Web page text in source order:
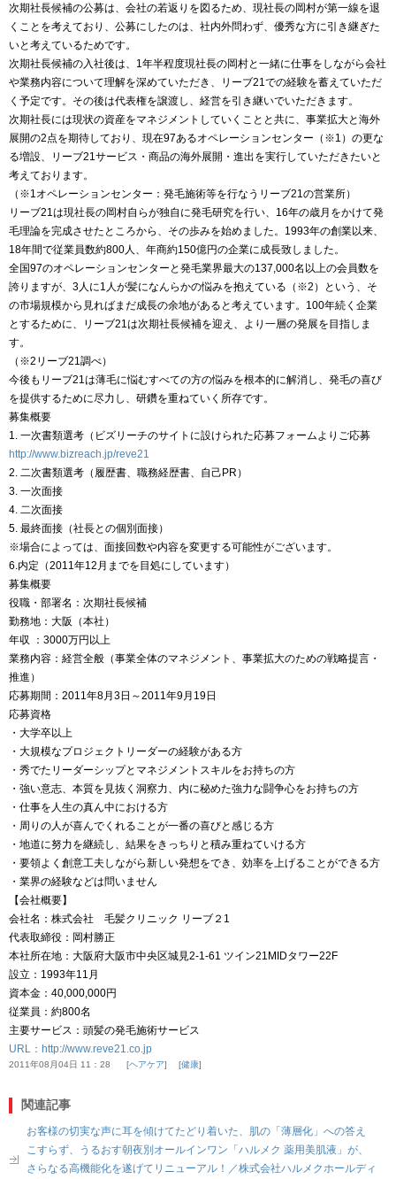
次期社長候補の公募は、会社の若返りを図るため、現社長の岡村が第一線を退
くことを考えており、公募にしたのは、社内外問わず、優秀な方に引き継ぎた
いと考えているためです。
次期社長候補の入社後は、1年半程度現社長の岡村と一緒に仕事をしながら会社
や業務内容について理解を深めていただき、リーブ21での経験を蓄えていただ
く予定です。その後は代表権を譲渡し、経営を引き継いでいただきます。
次期社長には現状の資産をマネジメントしていくことと共に、事業拡大と海外
展開の2点を期待しており、現在97あるオペレーションセンター（※1）の更な
る増設、リーブ21サービス・商品の海外展開・進出を実行していただきたいと
考えております。
（※1オペレーションセンター：発毛施術等を行なうリーブ21の営業所）
リーブ21は現社長の岡村自らが独自に発毛研究を行い、16年の歳月をかけて発
毛理論を完成させたところから、その歩みを始めました。1993年の創業以来、
18年間で従業員数約800人、年商約150億円の企業に成長致しました。
全国97のオペレーションセンターと発毛業界最大の137,000名以上の会員数を
誇りますが、3人に1人が髪になんらかの悩みを抱えている（※2）という、そ
の市場規模から見ればまだ成長の余地があると考えています。100年続く企業
とするために、リーブ21は次期社長候補を迎え、より一層の発展を目指しま
す。
（※2リーブ21調べ）
今後もリーブ21は薄毛に悩むすべての方の悩みを根本的に解消し、発毛の喜び
を提供するために尽力し、研鑽を重ねていく所存です。
募集概要
1. 一次書類選考（ビズリーチのサイトに設けられた応募フォームよりご応募
http://www.bizreach.jp/reve21
2. 二次書類選考（履歴書、職務経歴書、自己PR）
3. 一次面接
4. 二次面接
5. 最終面接（社長との個別面接）
※場合によっては、面接回数や内容を変更する可能性がございます。
6.内定（2011年12月までを目処にしています）
募集概要
役職・部署名：次期社長候補
勤務地：大阪（本社）
年収
：3000万円以上
業務内容：経営全般（事業全体のマネジメント、事業拡大のための戦略提言・
推進）
応募期間：2011年8月3日～2011年9月19日
応募資格
・大学卒以上
・大規模なプロジェクトリーダーの経験がある方
・秀でたリーダーシップとマネジメントスキルをお持ちの方
・強い意志、本質を見抜く洞察力、内に秘めた強力な闘争心をお持ちの方
・仕事を人生の真ん中における方
・周りの人が喜んでくれることが一番の喜びと感じる方
・地道に努力を継続し、結果をきっちりと積み重ねていける方
・要領よく創意工夫しながら新しい発想をでき、効率を上げることができる方
・業界の経験などは問いません
【会社概要】
会社名：株式会社 毛髪クリニック リーブ２1
代表取締役：岡村勝正
本社所在地：大阪府大阪市中央区城見2-1-61 ツイン21MIDタワー22F
設立：1993年11月
資本金：40,000,000円
従業員：約800名
主要サービス：頭髪の発毛施術サービス
URL： http://www.reve21.co.jp
2011年08月04日 11：28 ヘアケア 健康
関連記事
お客様の切実な声に耳を傾けてたどり着いた、肌の「薄層化」への答え
こすらず、うるおす朝夜別オールインワン「ハルメク 薬用美肌液」が、
さらなる高機能化を遂げてリニューアル！／株式会社ハルメクホールディ